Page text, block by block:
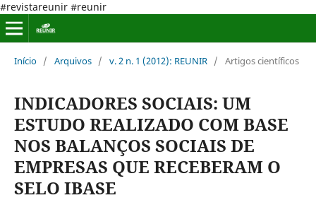
#revistareunir #reunir
Início / Arquivos / v. 2 n. 1 (2012): REUNIR / Artigos científicos
INDICADORES SOCIAIS: UM
ESTUDO REALIZADO COM BASE
NOS BALANÇOS SOCIAIS DE
EMPRESAS QUE RECEBERAM O
SELO IBASE